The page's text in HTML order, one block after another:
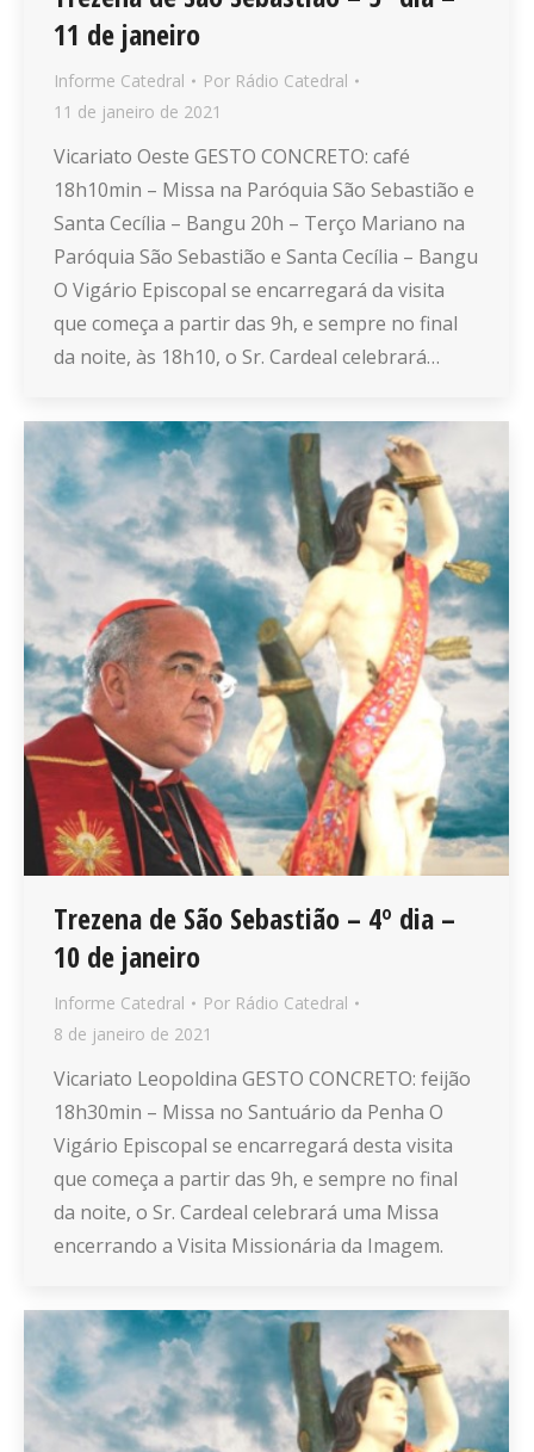
11 de janeiro
Informe Catedral Por Rádio Catedral
11 de janeiro de 2021
Vicariato Oeste GESTO CONCRETO: café
18h10min – Missa na Paróquia São Sebastião e
Santa Cecília – Bangu 20h – Terço Mariano na
Paróquia São Sebastião e Santa Cecília – Bangu
O Vigário Episcopal se encarregará da visita
que começa a partir das 9h, e sempre no final
da noite, às 18h10, o Sr. Cardeal celebrará…
Trezena de São Sebastião – 4º dia –
10 de janeiro
Informe Catedral Por Rádio Catedral
8 de janeiro de 2021
Vicariato Leopoldina GESTO CONCRETO: feijão
18h30min – Missa no Santuário da Penha O
Vigário Episcopal se encarregará desta visita
que começa a partir das 9h, e sempre no final
da noite, o Sr. Cardeal celebrará uma Missa
encerrando a Visita Missionária da Imagem.